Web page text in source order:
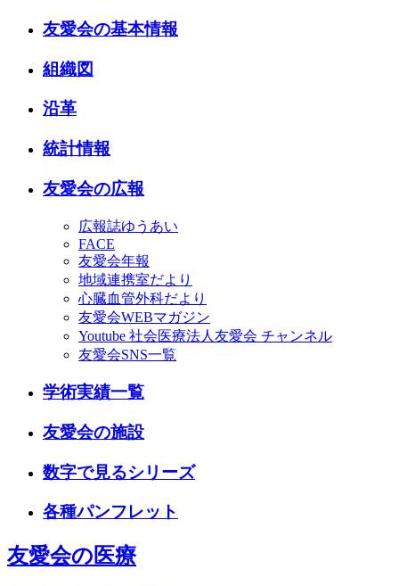
友愛会の基本情報
組織図
沿革
統計情報
友愛会の広報
広報誌ゆうあい
FACE
友愛会年報
地域連携室だより
心臓血管外科だより
友愛会WEBマガジン
Youtube 社会医療法人友愛会 チャンネル
友愛会SNS一覧
学術実績一覧
友愛会の施設
数字で見るシリーズ
各種パンフレット
友愛会の医療